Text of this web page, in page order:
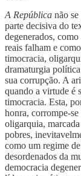
A República não
parte decisiva do
degenerados,
reais falham e
timocracia,
dramaturgia
sua corrupção. A
quando a virtude é
timocracia. Esta,
honra, corrompe-
oligarquia,
pobres,
como um regime
desordenados da
democracia